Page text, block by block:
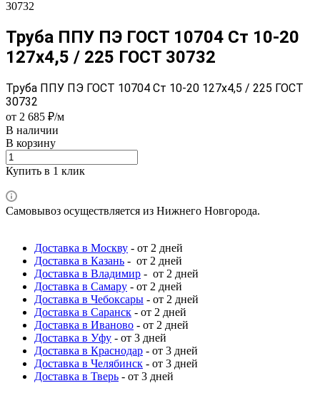
30732
Труба ППУ ПЭ ГОСТ 10704 Ст 10-20
127x4,5 / 225 ГОСТ 30732
Труба ППУ ПЭ ГОСТ 10704 Ст 10-20 127x4,5 / 225 ГОСТ
30732
от 2 685 ₽/м
В наличии
В корзину
Купить в 1 клик
Самовывоз осуществляется из Нижнего Новгорода.
Доставка в Москву - от 2 дней
Доставка в Казань - от 2 дней
Доставка в Владимир - от 2 дней
Доставка в Самару - от 2 дней
Доставка в Чебоксары - от 2 дней
Доставка в Саранск - от 2 дней
Доставка в Иваново - от 2 дней
Доставка в Уфу - от 3 дней
Доставка в Краснодар - от 3 дней
Доставка в Челябинск - от 3 дней
Доставка в Тверь - от 3 дней